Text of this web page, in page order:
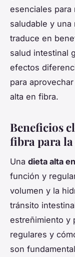
esenciales para
saludable y
traduce en
salud intestinal
efectos
para
alta en fibra.
Beneficios
fibra para
Una dieta alta
función y
volumen y la
tránsito
estreñimiento y
regulares y
son